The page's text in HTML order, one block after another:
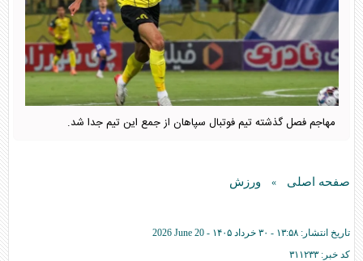
مهاجم فصل گذشته تیم فوتبال سپاهان از جمع این تیم جدا شد.
صفحه اصلی » ورزش
تاریخ انتشار: ۱۳:۵۸ - ۳۰ خرداد ۱۴۰۵ -
2026 June 20
کد خبر: ۳۱۱۲۳۳